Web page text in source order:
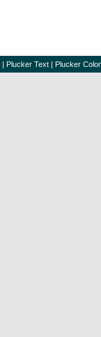
| Plucker Text | Plucker Color